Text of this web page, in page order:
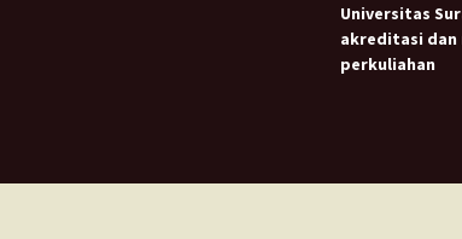
Universitas
akreditasi dan
perkuliahan